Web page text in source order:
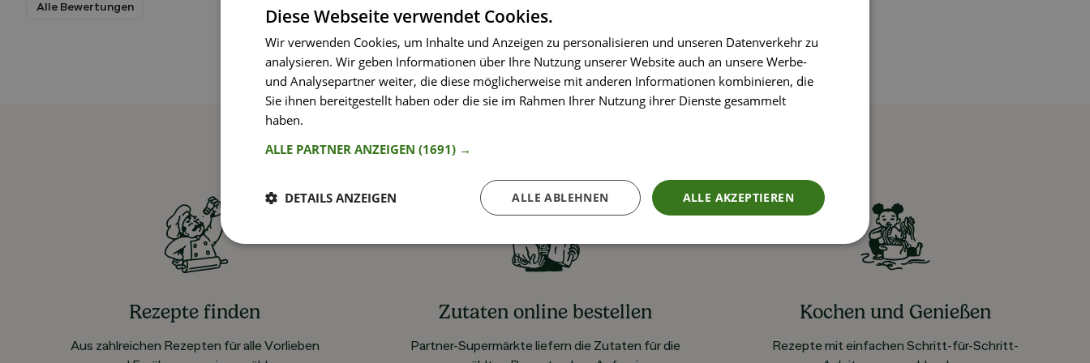
Alle Bewertungen
Rezepte finden
Aus zahlreichen Rezepten für alle Vorlieben
Zutaten online bestellen
Partner-Supermärkte liefern die Zutaten für die
Kochen und Genießen
Rezepte mit einfachen Schritt-für-Schritt-
Diese Webseite verwendet Cookies.
Wir verwenden Cookies, um Inhalte und Anzeigen zu personalisieren und unseren Datenverkehr zu
analysieren. Wir geben Informationen über Ihre Nutzung unserer Website auch an unsere Werbe-
und Analysepartner weiter, die diese möglicherweise mit anderen Informationen kombinieren, die
Sie ihnen bereitgestellt haben oder die sie im Rahmen Ihrer Nutzung ihrer Dienste gesammelt
haben.
ALLE PARTNER ANZEIGEN (1691) →
ALLE AKZEPTIEREN
ALLE ABLEHNEN
DETAILS ANZEIGEN